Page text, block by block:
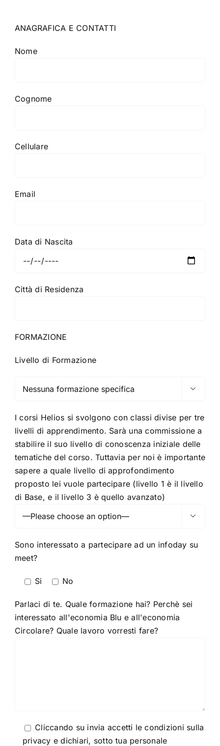
ANAGRAFICA E CONTATTI
Nome
Cognome
Cellulare
Email
Data di Nascita
Città di Residenza
FORMAZIONE
Livello di Formazione

I corsi Helios si svolgono con classi divise per tre
livelli di apprendimento. Sarà una commissione a
stabilire il suo livello di conoscenza iniziale delle
tematiche del corso. Tuttavia per noi è importante
sapere a quale livello di approfondimento
proposto lei vuole partecipare (livello 1 è il livello
di Base, e il livello 3 è quello avanzato)

Sono interessato a partecipare ad un infoday su
meet?
Si No
Parlaci di te. Quale formazione hai? Perchè sei
interessato all'economia Blu e all'economia
Circolare? Quale lavoro vorresti fare?
Cliccando su invia accetti le condizioni sulla
privacy e dichiari, sotto tua personale